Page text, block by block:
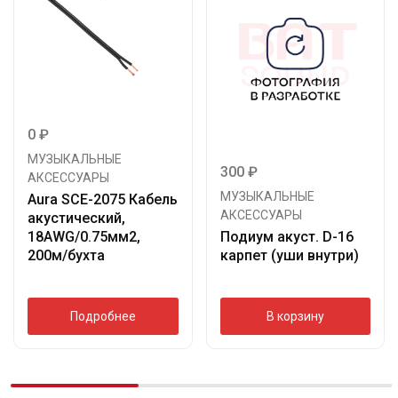
0 ₽
МУЗЫКАЛЬНЫЕ
АКСЕССУАРЫ
Aura SCE-2075 Кабель
акустический,
18AWG/0.75мм2,
200м/бухта
Подробнее
300 ₽
МУЗЫКАЛЬНЫЕ
АКСЕССУАРЫ
Подиум акуст. D-16
карпет (уши внутри)
В корзину